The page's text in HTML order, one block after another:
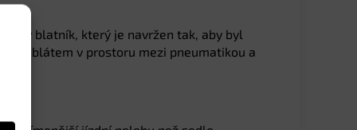
blatník, který je navržen tak, aby byl
blátem v prostoru mezi pneumatikou a